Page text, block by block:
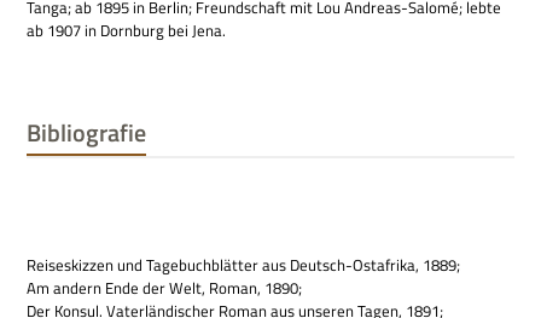
Tanga; ab 1895 in Ber­lin; Freund­schaft mit Lou Andreas-Salomé; lebte
ab 1907 in Dorn­burg bei Jena.
Bibliografie
Rei­se­skiz­zen und Tage­buch­blät­ter aus Deutsch-Ost­afrika, 1889;
Am andern Ende der Welt, Roman, 1890;
Der Kon­sul. Vater­län­di­scher Roman aus unse­ren Tagen, 1891;